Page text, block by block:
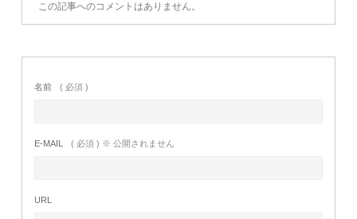
この記事へのコメントはありません。
名前 ( 必須 )
E-MAIL ( 必須 ) ※ 公開されません
URL